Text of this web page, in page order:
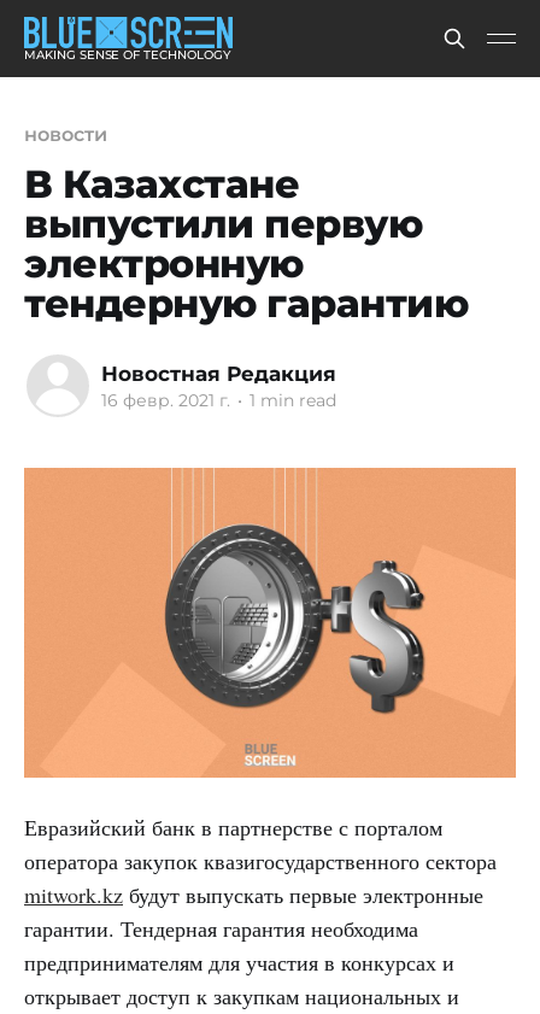
MAKING SENSE OF TECHNOLOGY
новости
В Казахстане
выпустили первую
электронную
тендерную гарантию
Новостная Редакция
16 февр. 2021 г. • 1 min read
Евразийский банк в партнерстве с порталом
оператора закупок квазигосударственного сектора
mitwork.kz будут выпускать первые электронные
гарантии. Тендерная гарантия необходима
предпринимателям для участия в конкурсах и
открывает доступ к закупкам национальных и